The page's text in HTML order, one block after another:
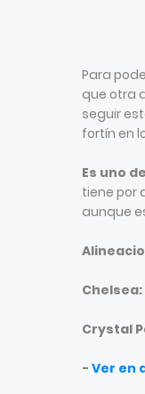
Para
que otra
seguir
fortín en
Es uno
tiene por
aunque
Chelsea:
Crystal
- Ver en